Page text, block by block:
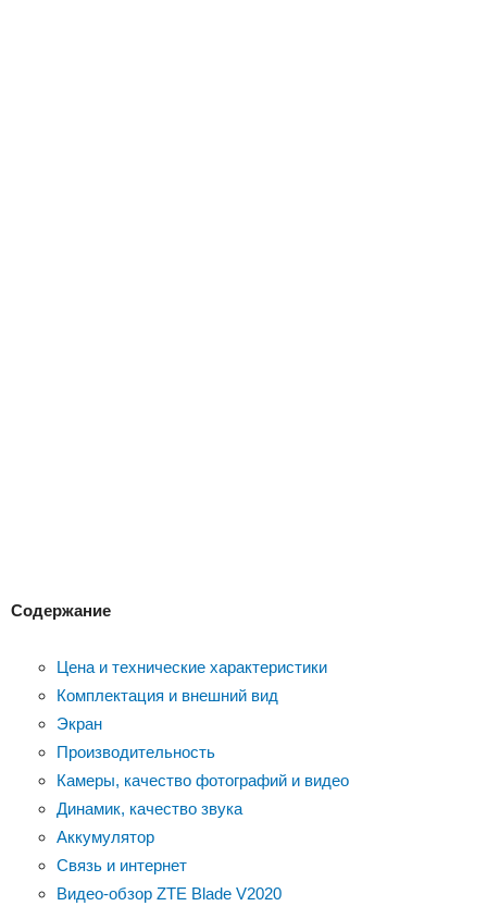
Содержание
Цена и технические характеристики
Комплектация и внешний вид
Экран
Производительность
Камеры, качество фотографий и видео
Динамик, качество звука
Аккумулятор
Связь и интернет
Видео-обзор ZTE Blade V2020